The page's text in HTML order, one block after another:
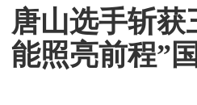
唐山选手斩获
能照亮前程”